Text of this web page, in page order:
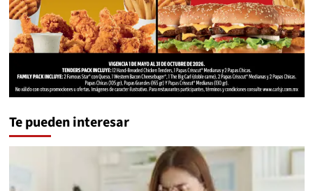
Te pueden interesar